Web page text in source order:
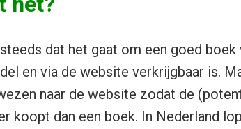
dat het gaat om een goed
en via de website verkrijgbaar is.
naar de website zodat de
koopt dan een boek. In Nederland